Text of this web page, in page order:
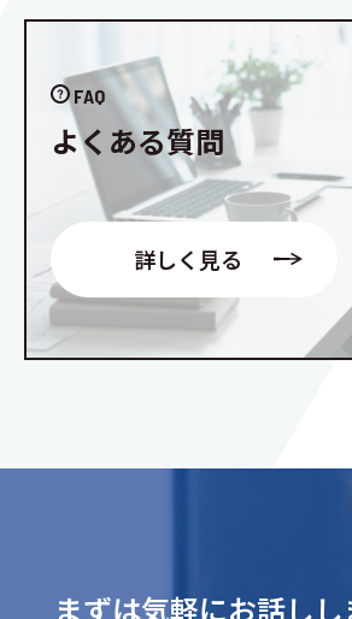
FAQ
よくある質問
詳しく見る
まずは気軽にお話しし